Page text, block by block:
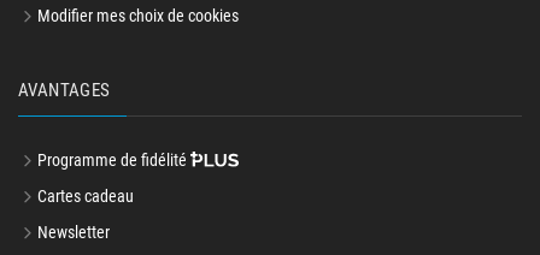
Modifier mes choix de cookies
AVANTAGES
Programme de fidélité
Cartes cadeau
Newsletter